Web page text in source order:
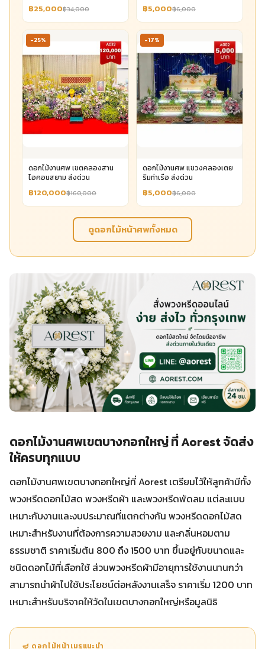
฿25,000฿34,000 ฿5,000฿6,000
-25%
ดอกไม้งานศพ เขตคลองสาน
ไอคอนสยาม ส่งด่วน
฿120,000฿160,000
-17%
ดอกไม้งานศพ แขวงคลองเตย
ริมท่าเรือ ส่งด่วน
฿5,000฿6,000
ดูดอกไม้หน้าศพทั้งหมด
ดอกไม้งานศพเขตบางกอกใหญ่ ที่ Aorest จัดส่ง
ให้ครบทุกแบบ
ดอกไม้งานศพเขตบางกอกใหญ่ที่ Aorest เตรียมไว้ให้ลูกค้ามีทั้ง
พวงหรีดดอกไม้สด พวงหรีดผ้า และพวงหรีดพัดลม แต่ละแบบ
เหมาะกับงานและงบประมาณที่แตกต่างกัน พวงหรีดดอกไม้สด
เหมาะสำหรับงานที่ต้องการความสวยงาม และกลิ่นหอมตาม
ธรรมชาติ ราคาเริ่มต้น 800 ถึง 1500 บาท ขึ้นอยู่กับขนาดและ
ชนิดดอกไม้ที่เลือกใช้ ส่วนพวงหรีดผ้ามีอายุการใช้งานนานกว่า
สามารถนำผ้าไปใช้ประโยชน์ต่อหลังงานเสร็จ ราคาเริ่ม 1200 บาท
เหมาะสำหรับบริจาคให้วัดในเขตบางกอกใหญ่หรือมูลนิธิ
🪔 ดอกไม้หน้าเมรุแนะนำ